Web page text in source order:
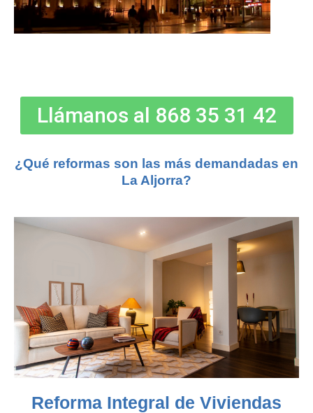
Llámanos al 868 35 31 42
¿Qué reformas son las más demandadas en
La Aljorra?
Reforma Integral de Viviendas